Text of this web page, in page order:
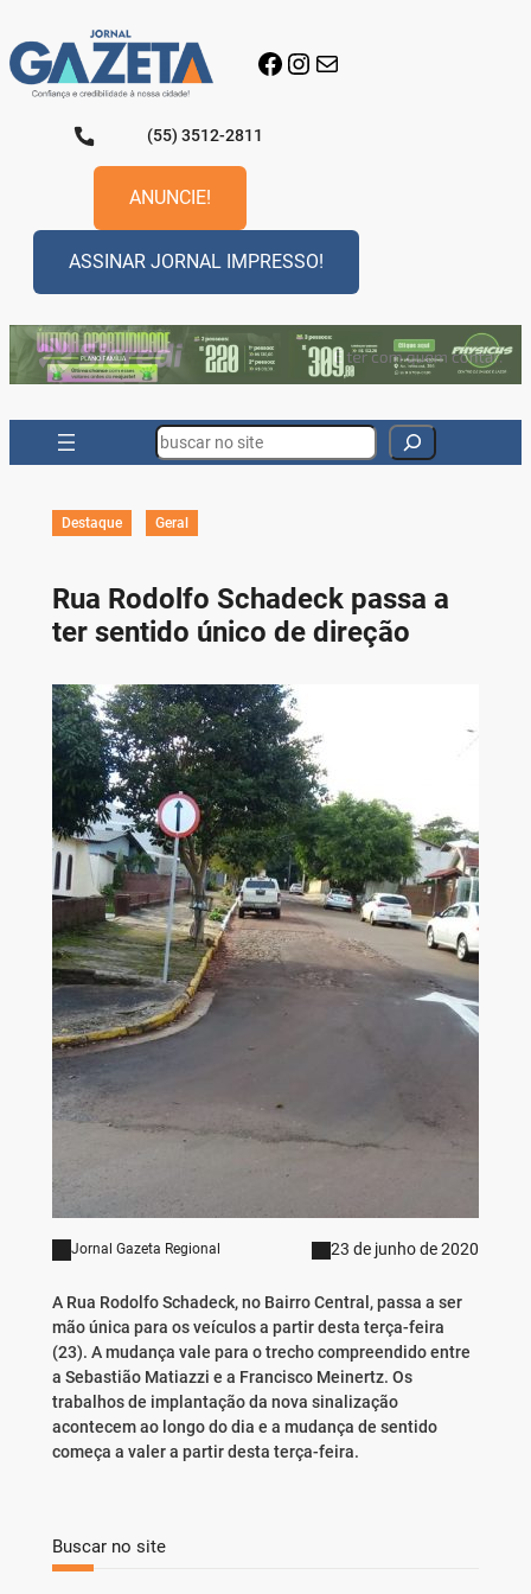
para
o
conteúdo
Facebook
Instagram
E-mail
(55) 3512-2811
ANUNCIE!
ASSINAR JORNAL IMPRESSO!
Search
Destaque Geral
Rua Rodolfo Schadeck passa a
ter sentido único de direção
Jornal Gazeta Regional 23 de junho de 2020
A Rua Rodolfo Schadeck, no Bairro Central, passa a ser
mão única para os veículos a partir desta terça-feira
(23). A mudança vale para o trecho compreendido entre
a Sebastião Matiazzi e a Francisco Meinertz. Os
trabalhos de implantação da nova sinalização
acontecem ao longo do dia e a mudança de sentido
começa a valer a partir desta terça-feira.
Buscar no site